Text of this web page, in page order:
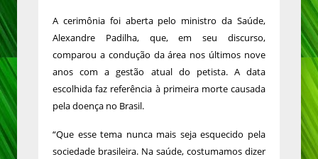
A cerimônia foi aberta pelo ministro da Saúde,
Alexandre Padilha, que, em seu discurso,
comparou a condução da área nos últimos nove
anos com a gestão atual do petista. A data
escolhida faz referência à primeira morte causada
pela doença no Brasil.
“Que esse tema nunca mais seja esquecido pela
sociedade brasileira. Na saúde, costumamos dizer